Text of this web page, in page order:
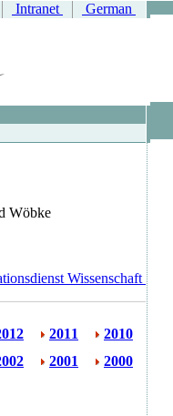
Intranet German
Wöbke
Wissenschaft
2011
2010
2001
2000